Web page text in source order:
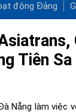
động Đảng
Tiên Sa
Nẵng làm